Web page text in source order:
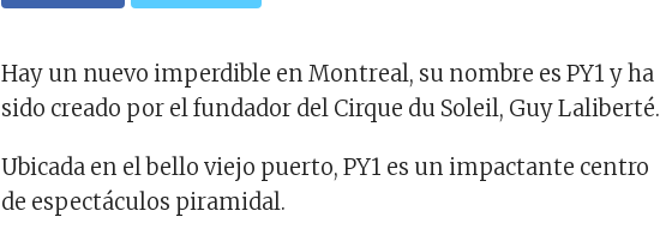
Hay un nuevo imperdible en Montreal, su nombre es PY1 y ha
sido creado por el fundador del Cirque du Soleil, Guy Laliberté.
Ubicada en el bello viejo puerto, PY1 es un impactante centro
de espectáculos piramidal.